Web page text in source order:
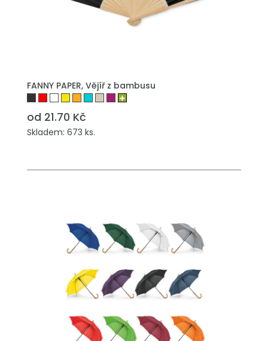
FANNY PAPER, Vějíř z bambusu
od 21.70 Kč
Skladem: 673 ks.